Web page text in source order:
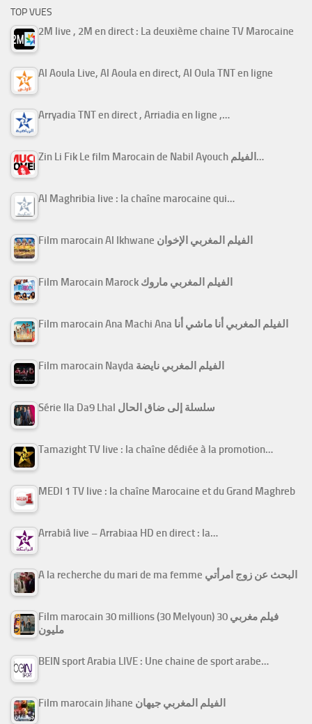
TOP VUES
2M live , 2M en direct : La deuxième chaine TV Marocaine
Al Aoula Live, Al Aoula en direct, Al Oula TNT en ligne
Arryadia TNT en direct , Arriadia en ligne ,…
Zin Li Fik Le film Marocain de Nabil Ayouch الفيلم…
Al Maghribia live : la chaîne marocaine qui…
Film marocain Al Ikhwane الفيلم المغربي الإخوان
Film Marocain Marock الفيلم المغربي ماروك
Film marocain Ana Machi Ana الفيلم المغربي أنا ماشي أنا
Film marocain Nayda الفيلم المغربي نايضة
Série Ila Da9 Lhal سلسلة إلى ضاق الحال
Tamazight TV live : la chaîne dédiée à la promotion…
MEDI 1 TV live : la chaîne Marocaine et du Grand Maghreb
Arrabiâ live – Arrabiaa HD en direct : la…
A la recherche du mari de ma femme البحث عن زوج امرأتي
Film marocain 30 millions (30 Melyoun) فيلم مغربي 30
مليون
BEIN sport Arabia LIVE : Une chaine de sport arabe…
Film marocain Jihane الفيلم المغربي جيهان